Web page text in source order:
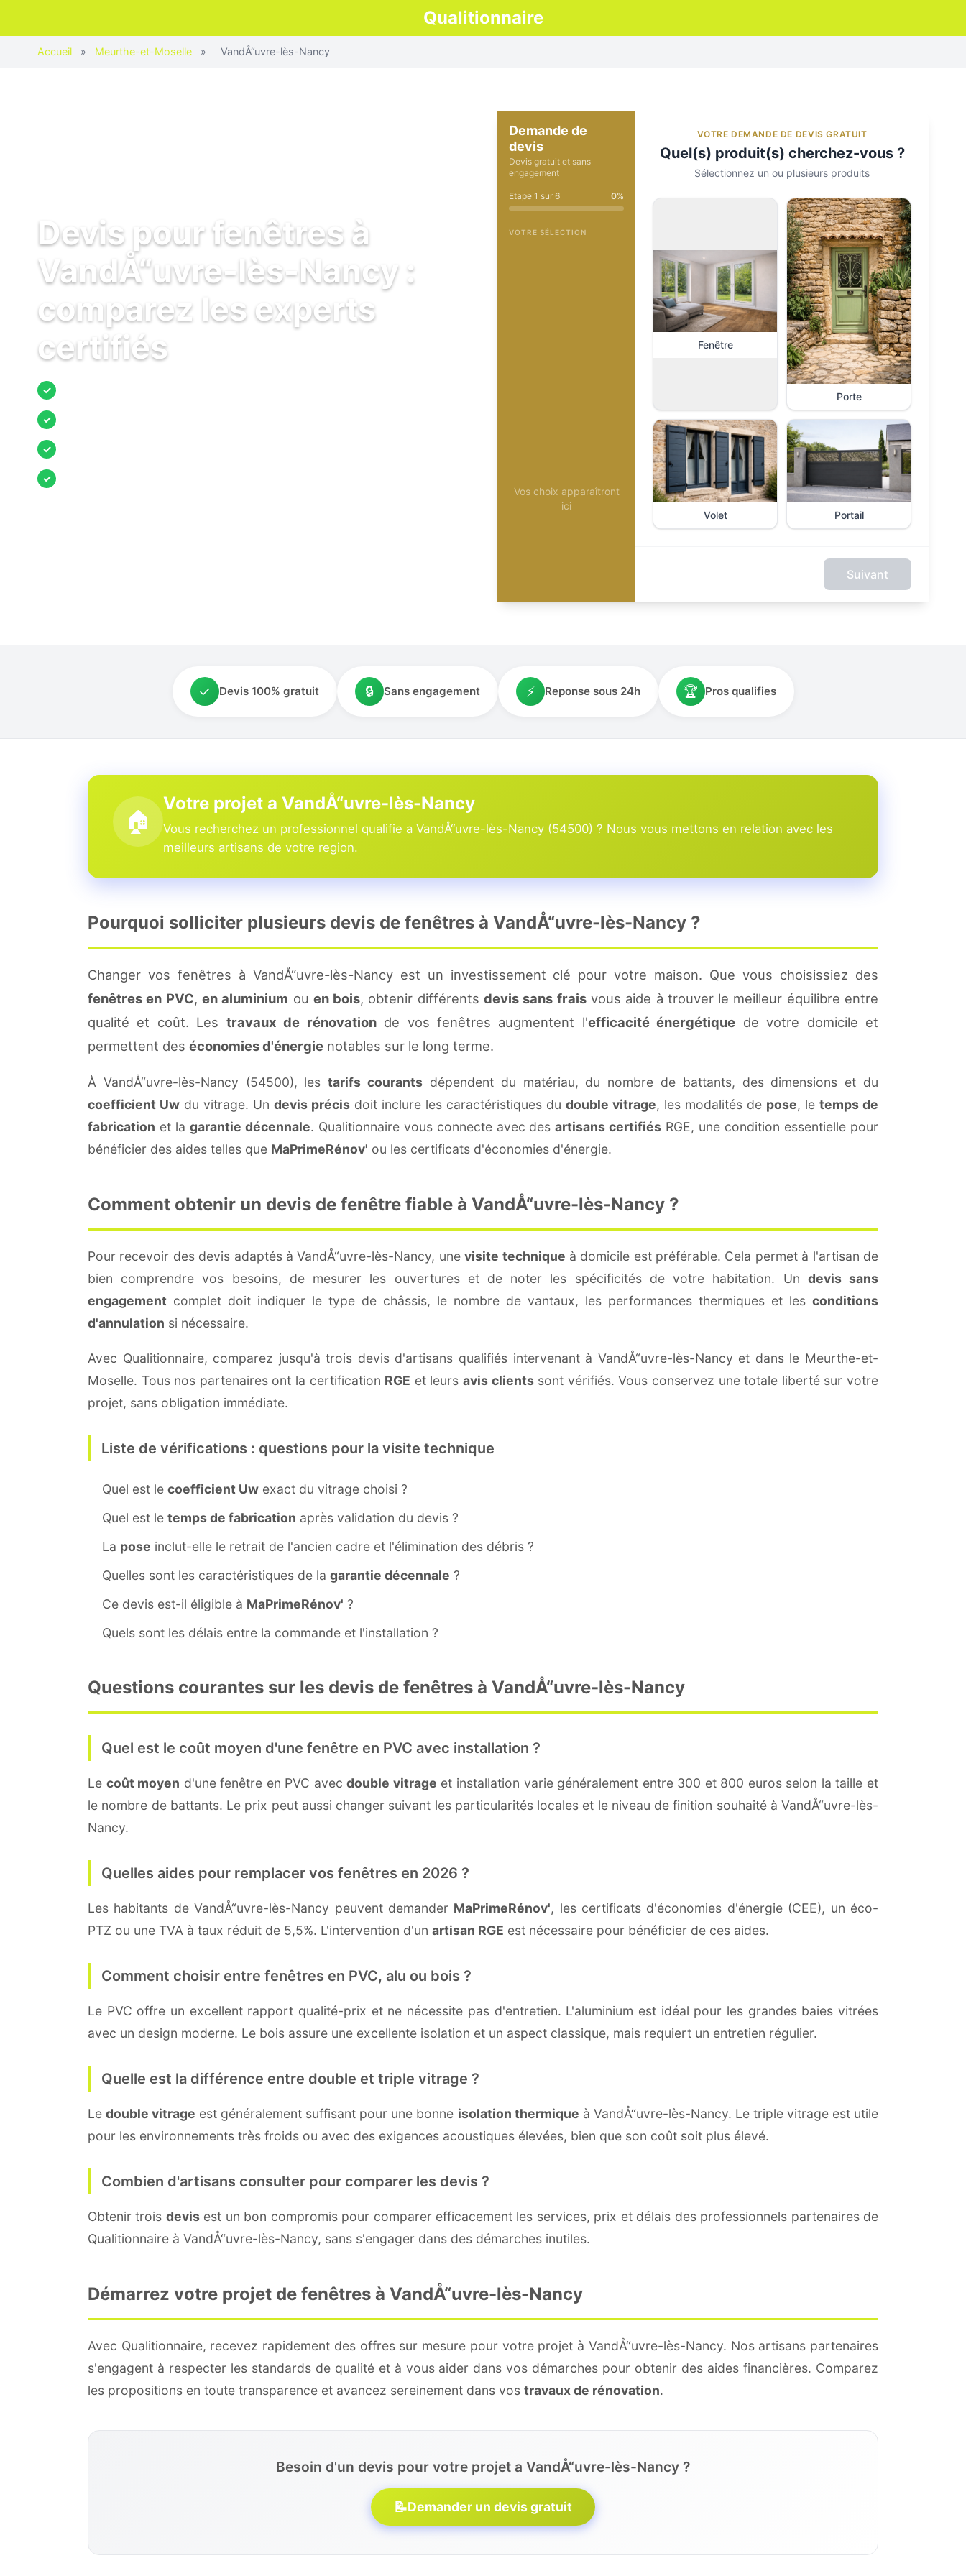
Qualitionnaire
Accueil » Meurthe-et-Moselle » VandÅ“uvre-lès-Nancy
Devis pour fenêtres à
VandÅ“uvre-lès-Nancy :
comparez les experts
certifiés
✓
✓
✓
✓
Demande de
devis
Devis gratuit et sans
engagement
Etape 1 sur 6 0%
VOTRE SÉLECTION
Vos choix apparaîtront
ici
VOTRE DEMANDE DE DEVIS GRATUIT
Quel(s) produit(s) cherchez-vous ?
Sélectionnez un ou plusieurs produits
Fenêtre
Porte
Volet Portail
Suivant
✓ Devis 100% gratuit 🔒 Sans engagement ⚡ Reponse sous 24h 🏆 Pros qualifies
🏠
Votre projet a VandÅ“uvre-lès-Nancy
Vous recherchez un professionnel qualifie a VandÅ“uvre-lès-Nancy (54500) ? Nous vous mettons en relation avec les
meilleurs artisans de votre region.
Pourquoi solliciter plusieurs devis de fenêtres à VandÅ“uvre-lès-Nancy ?
Changer vos fenêtres à VandÅ“uvre-lès-Nancy est un investissement clé pour votre maison. Que vous choisissiez des
fenêtres en PVC, en aluminium ou en bois, obtenir différentsdevis sans fraisvous aide à trouver le meilleur équilibre entre
qualité et coût. Les travaux de rénovationde vos fenêtres augmentent l'efficacité énergétique de votre domicile et
permettent des économies d'énergie notables sur le long terme.
À VandÅ“uvre-lès-Nancy (54500), lestarifs courants dépendent du matériau, du nombre de battants, des dimensions et du
coefficient Uw du vitrage. Un devis précis doit inclure les caractéristiques du double vitrage, les modalités de pose, le temps de
fabrication et la garantie décennale. Qualitionnaire vous connecte avec desartisans certifiés RGE, une condition essentielle pour
bénéficier des aides telles que MaPrimeRénov' ou les certificats d'économies d'énergie.
Comment obtenir un devis de fenêtre fiable à VandÅ“uvre-lès-Nancy ?
Pour recevoir des devis adaptés à VandÅ“uvre-lès-Nancy, unevisite technique à domicile est préférable. Cela permet à l'artisan de
bien comprendre vos besoins, de mesurer les ouvertures et de noter les spécificités de votre habitation. Un devis sans
engagement complet doit indiquer le type de châssis, le nombre de vantaux, les performances thermiques et les conditions
d'annulation si nécessaire.
Avec Qualitionnaire, comparez jusqu'à trois devis d'artisans qualifiés intervenant à VandÅ“uvre-lès-Nancy et dans le Meurthe-et-
Moselle. Tous nos partenaires ont la certification RGE et leursavis clientssont vérifiés. Vous conservez une totale liberté sur votre
projet, sans obligation immédiate.
Liste de vérifications : questions pour la visite technique
Quel est le coefficient Uw exact du vitrage choisi ?
Quel est le temps de fabrication après validation du devis ?
La pose inclut-elle le retrait de l'ancien cadre et l'élimination des débris ?
Quelles sont les caractéristiques de la garantie décennale ?
Ce devis est-il éligible à MaPrimeRénov' ?
Quels sont les délais entre la commande et l'installation ?
Questions courantes sur les devis de fenêtres à VandÅ“uvre-lès-Nancy
Quel est le coût moyen d'une fenêtre en PVC avec installation ?
Le coût moyen d'une fenêtre en PVC avecdouble vitrage et installation varie généralement entre 300 et 800 euros selon la taille et
le nombre de battants. Le prix peut aussi changer suivant les particularités locales et le niveau de finition souhaité à VandÅ“uvre-lès-
Nancy.
Quelles aides pour remplacer vos fenêtres en 2026 ?
Les habitants de VandÅ“uvre-lès-Nancy peuvent demander MaPrimeRénov', les certificats d'économies d'énergie (CEE), un éco-
PTZ ou une TVA à taux réduit de 5,5%. L'intervention d'un artisan RGE est nécessaire pour bénéficier de ces aides.
Comment choisir entre fenêtres en PVC, alu ou bois ?
Le PVC offre un excellent rapport qualité-prix et ne nécessite pas d'entretien. L'aluminium est idéal pour les grandes baies vitrées
avec un design moderne. Le bois assure une excellente isolation et un aspect classique, mais requiert un entretien régulier.
Quelle est la différence entre double et triple vitrage ?
Ledouble vitrage est généralement suffisant pour une bonne isolation thermique à VandÅ“uvre-lès-Nancy. Le triple vitrage est utile
pour les environnements très froids ou avec des exigences acoustiques élevées, bien que son coût soit plus élevé.
Combien d'artisans consulter pour comparer les devis ?
Obtenir trois devisest un bon compromis pour comparer efficacement les services, prix et délais des professionnels partenaires de
Qualitionnaire à VandÅ“uvre-lès-Nancy, sans s'engager dans des démarches inutiles.
Démarrez votre projet de fenêtres à VandÅ“uvre-lès-Nancy
Avec Qualitionnaire, recevez rapidement des offres sur mesure pour votre projet à VandÅ“uvre-lès-Nancy. Nos artisans partenaires
s'engagent à respecter les standards de qualité et à vous aider dans vos démarches pour obtenir des aides financières. Comparez
les propositions en toute transparence et avancez sereinement dans vos travaux de rénovation.
Besoin d'un devis pour votre projet a VandÅ“uvre-lès-Nancy ?
📝Demander un devis gratuit